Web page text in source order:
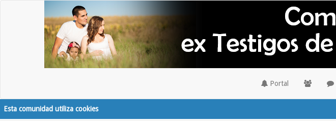
Portal
Esta comunidad utiliza cookies